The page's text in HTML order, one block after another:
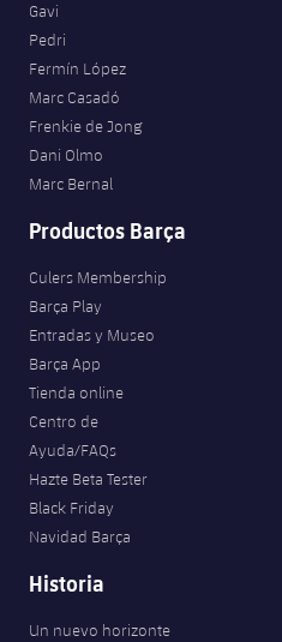
Gavi
Pedri
Fermín López
Marc Casadó
Frenkie de Jong
Dani Olmo
Marc Bernal
Productos Barça
Culers Membership
Barça Play
Entradas y Museo
Barça App
Tienda online
Centro de
Ayuda/FAQs
Hazte Beta Tester
Black Friday
Navidad Barça
Historia
Un nuevo horizonte